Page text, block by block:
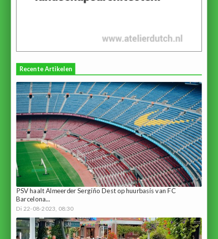
Recente Artikelen
PSV haalt Almeerder Sergiño Dest op huurbasis van FC
Barcelona...
Di 22-08-2023, 08:30